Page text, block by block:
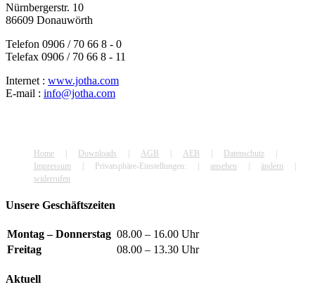
Nürnbergerstr. 10
86609 Donauwörth
Telefon 0906 / 70 66 8 - 0
Telefax 0906 / 70 66 8 - 11
Internet : www.jotha.com
E-mail : info@jotha.com
Home Downloads AGB AEB
Datenschutz
Impressum
Privatsphäre-Einstellungen: ansehen
ändern
widerrufen
Unsere Geschäftszeiten
Montag – Donnerstag 08.00 – 16.00 Uhr
Freitag
08.00 – 13.30 Uhr
Aktuell